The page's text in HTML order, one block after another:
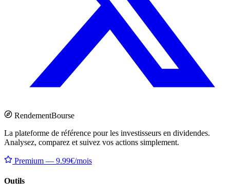
RendementBourse
La plateforme de référence pour les investisseurs en dividendes.
Analysez, comparez et suivez vos actions simplement.
Premium — 9.99€/mois
Outils